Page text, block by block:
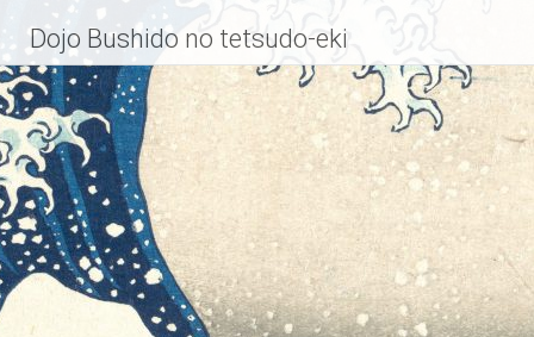
Inhalt
springen
Dojo Bushido no tetsudo-eki